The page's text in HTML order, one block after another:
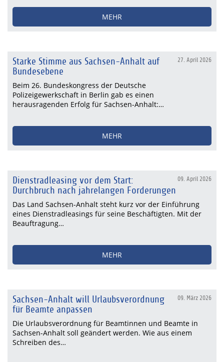
MEHR
27. April 2026
Starke Stimme aus Sachsen-Anhalt auf
Bundesebene
Beim 26. Bundeskongress der Deutsche
Polizeigewerkschaft in Berlin gab es einen
herausragenden Erfolg für Sachsen-Anhalt:…
MEHR
09. April 2026
Dienstradleasing vor dem Start:
Durchbruch nach jahrelangen Forderungen
Das Land Sachsen-Anhalt steht kurz vor der Einführung
eines Dienstradleasings für seine Beschäftigten. Mit der
Beauftragung…
MEHR
09. März 2026
Sachsen-Anhalt will Urlaubsverordnung
für Beamte anpassen
Die Urlaubsverordnung für Beamtinnen und Beamte in
Sachsen-Anhalt soll geändert werden. Wie aus einem
Schreiben des…